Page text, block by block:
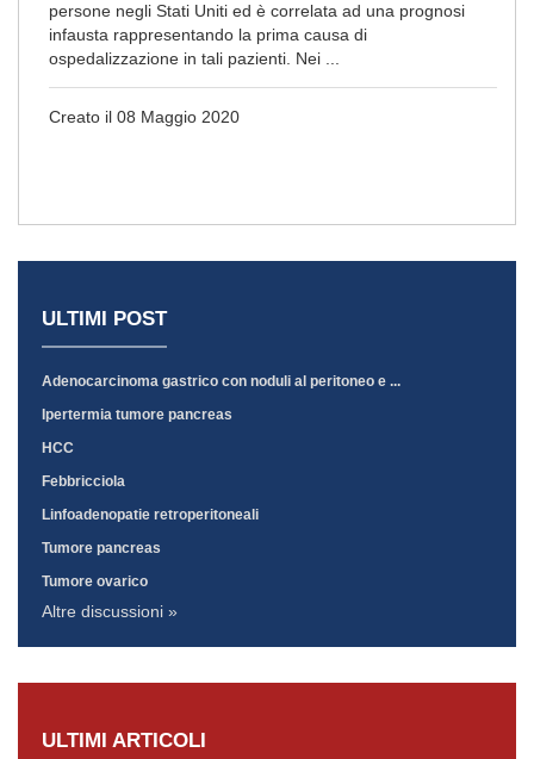
persone negli Stati Uniti ed è correlata ad una prognosi
infausta rappresentando la prima causa di
ospedalizzazione in tali pazienti. Nei ...
Creato il 08 Maggio 2020
ULTIMI POST
Adenocarcinoma gastrico con noduli al peritoneo e ...
Ipertermia tumore pancreas
HCC
Febbricciola
Linfoadenopatie retroperitoneali
Tumore pancreas
Tumore ovarico
Altre discussioni »
ULTIMI ARTICOLI